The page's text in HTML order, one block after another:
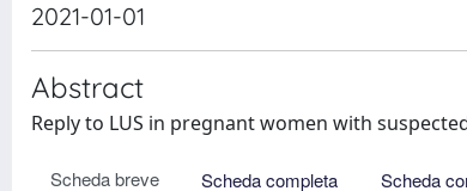
2021-01-01
Abstract
Reply to LUS in pregnant women with suspected
Scheda breve Scheda completa Scheda